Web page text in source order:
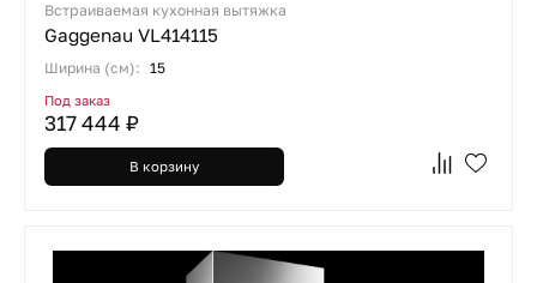
Встраиваемая кухонная вытяжка
Gaggenau VL414115
Ширина (см): 15
Под заказ
317 444 ₽
В корзину